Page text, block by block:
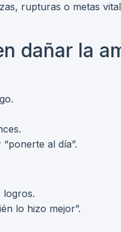
rupturas o metas
dañar la
al día”.
logros.
lo hizo mejor”.